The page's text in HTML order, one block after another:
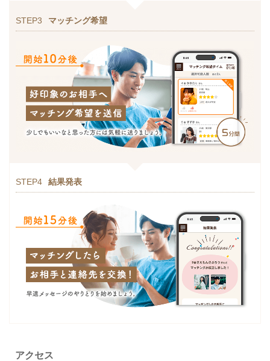
STEP3 マッチング希望
STEP4 結果発表
アクセス